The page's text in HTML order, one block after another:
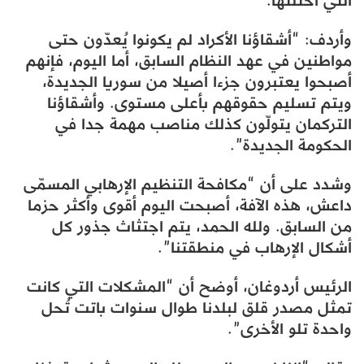
وأردف: “أشقاؤنا الأكراد لم يكونوا يُعدّون حتى
مواطنين في عهد النظام السابق، أما اليوم، فإنهم
أصبحوا يعتبرون جزءا أصيلا من سوريا الجديدة،
ويتم تسليم حقوقهم بأعلى مستوى. وأشقاؤنا
التركمان يتولّون كذلك مناصب مهمة جدا في
الحكومة الجديدة”.
وشدد على أن “مكافحة التنظيم الإرهابي المسمّى
داعش، هذه الآفة، أصبحت اليوم أقوى وأكثر حزما
من السابق. ولله الحمد، يتم اجتثاث جذور كل
أشكال الإرهاب في منطقتنا”.
الرئيس أردوغان، أوضح أن “المشكلات التي كانت
تمثل مصدر قلق لبلدنا طوال سنوات باتت تُحل
واحدة تلو الأخرى”.